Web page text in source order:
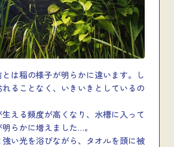
は稲の様子が明らかに違います。し
ることなく、いきいきとしているの
える頻度が高くなり、水槽に入って
らかに増えました…。
い光を浴びながら、タオルを頭に被